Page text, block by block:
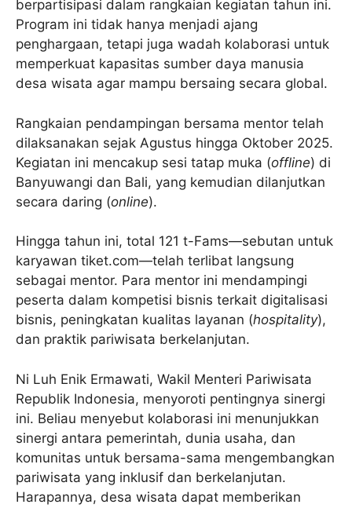
berpartisipasi dalam rangkaian kegiatan tahun ini.
Program ini tidak hanya menjadi ajang
penghargaan, tetapi juga wadah kolaborasi untuk
memperkuat kapasitas sumber daya manusia
desa wisata agar mampu bersaing secara global.
Rangkaian pendampingan bersama mentor telah
dilaksanakan sejak Agustus hingga Oktober 2025.
Kegiatan ini mencakup sesi tatap muka (offline) di
Banyuwangi dan Bali, yang kemudian dilanjutkan
secara daring (online).
Hingga tahun ini, total 121 t-Fams—sebutan untuk
karyawan tiket.com—telah terlibat langsung
sebagai mentor. Para mentor ini mendampingi
peserta dalam kompetisi bisnis terkait digitalisasi
bisnis, peningkatan kualitas layanan (hospitality),
dan praktik pariwisata berkelanjutan.
Ni Luh Enik Ermawati, Wakil Menteri Pariwisata
Republik Indonesia, menyoroti pentingnya sinergi
ini. Beliau menyebut kolaborasi ini menunjukkan
sinergi antara pemerintah, dunia usaha, dan
komunitas untuk bersama-sama mengembangkan
pariwisata yang inklusif dan berkelanjutan.
Harapannya, desa wisata dapat memberikan